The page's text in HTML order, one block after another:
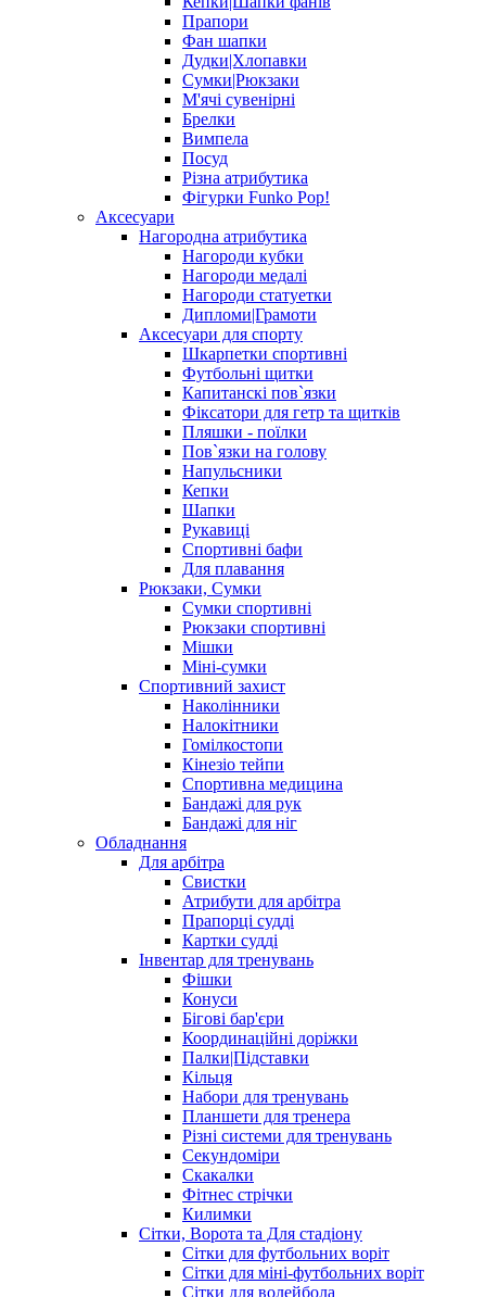
Прапори
Фан шапки
Дудки|Хлопавки
Сумки|Рюкзаки
М'ячі сувенірні
Брелки
Вимпела
Посуд
Різна атрибутика
Фігурки Funko Pop!
Аксесуари
Нагородна атрибутика
Нагороди кубки
Нагороди медалі
Нагороди статуетки
Дипломи|Грамоти
Аксесуари для спорту
Шкарпетки спортивні
Футбольні щитки
Капитанскі пов`язки
Фіксатори для гетр та щитків
Пляшки - поїлки
Пов`язки на голову
Напульсники
Кепки
Шапки
Рукавиці
Спортивні бафи
Для плавання
Рюкзаки, Сумки
Сумки спортивні
Рюкзаки спортивні
Мішки
Міні-сумки
Спортивний захист
Наколінники
Налокітники
Гомілкостопи
Кінезіо тейпи
Спортивна медицина
Бандажі для рук
Бандажі для ніг
Обладнання
Для арбітра
Свистки
Атрибути для арбітра
Прапорці судді
Картки судді
Інвентар для тренувань
Фішки
Конуси
Бігові бар'єри
Координаційні доріжки
Палки|Підставки
Кільця
Набори для тренувань
Планшети для тренера
Різні системи для тренувань
Секундоміри
Скакалки
Фітнес стрічки
Килимки
Сітки, Ворота та Для стадіону
Сітки для футбольних воріт
Сітки для міні-футбольних воріт
Сітки для волейбола